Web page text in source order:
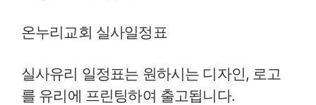
온누리교회 실사일정표
실사유리 일정표는 원하시는 디자인, 로고
를 유리에 프린팅하여 출고됩니다.